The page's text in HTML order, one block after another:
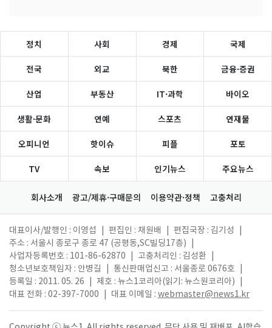
정치 사회 경제 국제
전국 외교 북한 금융·증권
산업 부동산 IT·과학 바이오
생활·문화 연예 스포츠 연재물
오피니언 핫이슈 피플 포토
TV 속보 인기뉴스 주요뉴스
회사소개 광고/제휴·구매문의 이용약관·정책 고충처리
대표이사/발행인 : 이영섭 편집인 : 채원배 편집국장 : 김기성
주소 : 서울시 종로구 종로 47 (공평동,SC빌딩17층)
사업자등록번호 : 101-86-62870
고충처리인 : 김성환
청소년보호책임자 : 안병길
통신판매업신고 : 서울종로 0676호
등록일 : 2011. 05. 26
제호 : 뉴스1코리아(읽기: 뉴스원코리아)
대표 전화 : 02-397-7000
대표 이메일 : webmaster@news1.kr